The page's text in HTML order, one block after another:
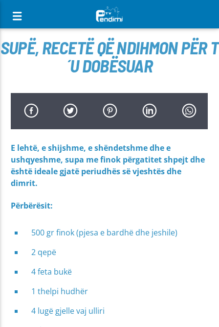
SUPË, RECETË QË NDIHMON PËR T
´U DOBËSUAR
E lehtë, e shijshme, e shëndetshme dhe e
ushqyeshme, supa me finok përgatitet shpejt dhe
është ideale gjatë periudhës së vjeshtës dhe
dimrit.
Përbërësit:
500 gr finok (pjesa e bardhë dhe jeshile)
2 qepë
4 feta bukë
1 thelpi hudhër
4 lugë gjelle vaj ulliri